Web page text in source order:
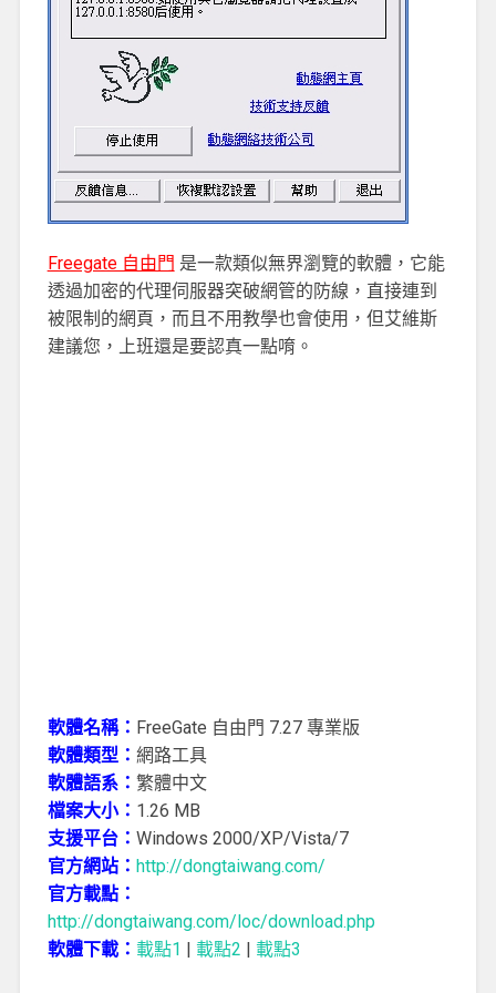
Freegate 自由門 是一款類似無界瀏覽的軟體，它能
透過加密的代理伺服器突破網管的防線，直接連到
被限制的網頁，而且不用教學也會使用，但艾維斯
建議您，上班還是要認真一點唷。
軟體名稱： FreeGate 自由門 7.27 專業版
軟體類型： 網路工具
軟體語系： 繁體中文
檔案大小： 1.26 MB
支援平台： Windows 2000/XP/Vista/7
官方網站： http://dongtaiwang.com/
官方載點：
http://dongtaiwang.com/loc/download.php
軟體下載： 載點1 | 載點2 | 載點3